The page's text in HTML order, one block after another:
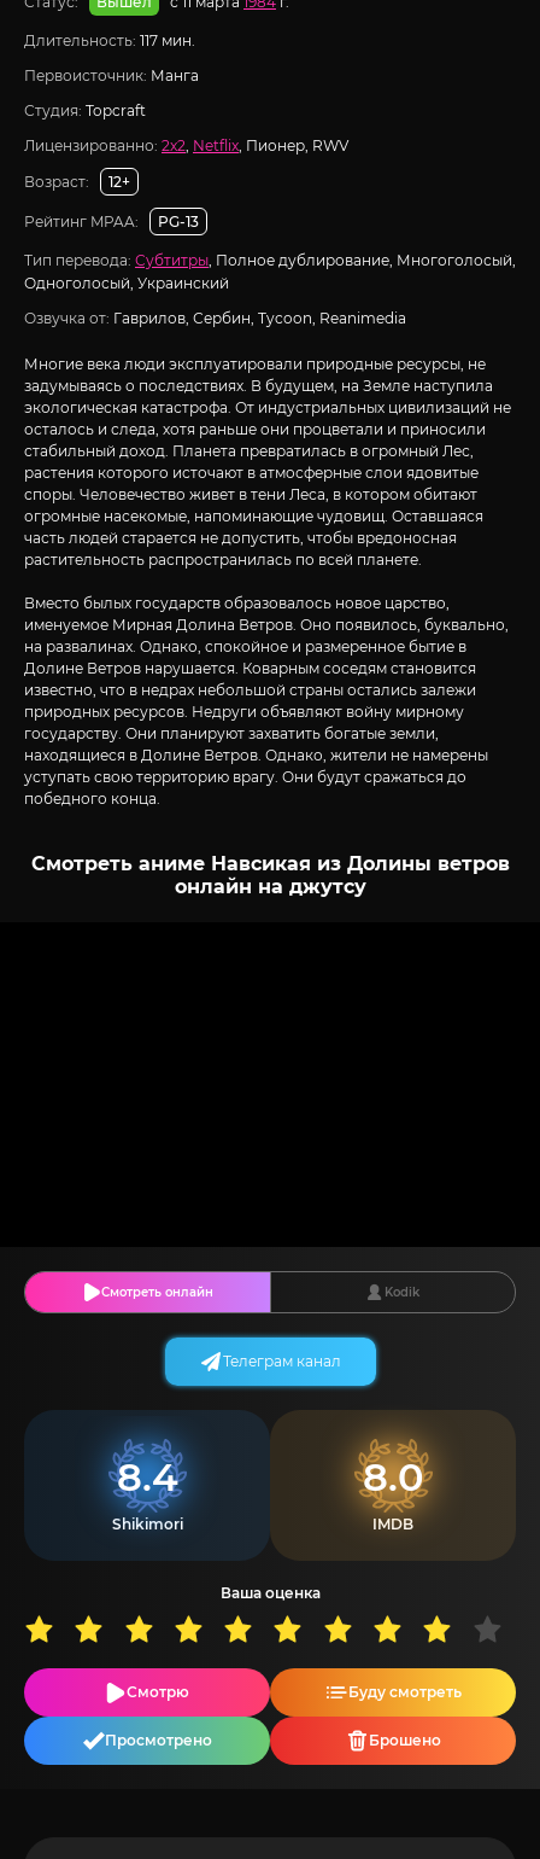
Длительность: 117 мин.
Первоисточник: Манга
Студия: Topcraft
Лицензированно: 2x2, Netflix, Пионер, RWV
Возраст:
12+
Рейтинг MPAA: PG-13
Тип перевода: Субтитры, Полное дублирование, Многоголосый,
Одноголосый, Украинский
Озвучка от: Гаврилов, Сербин, Tycoon, Reanimedia
Многие века люди эксплуатировали природные ресурсы, не
задумываясь о последствиях. В будущем, на Земле наступила
экологическая катастрофа. От индустриальных цивилизаций не
осталось и следа, хотя раньше они процветали и приносили
стабильный доход. Планета превратилась в огромный Лес,
растения которого источают в атмосферные слои ядовитые
споры. Человечество живет в тени Леса, в котором обитают
огромные насекомые, напоминающие чудовищ. Оставшаяся
часть людей старается не допустить, чтобы вредоносная
растительность распространилась по всей планете.
Вместо былых государств образовалось новое царство,
именуемое Мирная Долина Ветров. Оно появилось, буквально,
на развалинах. Однако, спокойное и размеренное бытие в
Долине Ветров нарушается. Коварным соседям становится
известно, что в недрах небольшой страны остались залежи
природных ресурсов. Недруги объявляют войну мирному
государству. Они планируют захватить богатые земли,
находящиеся в Долине Ветров. Однако, жители не намерены
уступать свою территорию врагу. Они будут сражаться до
победного конца.
Смотреть аниме Навсикая из Долины ветров
онлайн на джутсу
Смотреть онлайн Kodik
8.4
Shikimori
8.0
IMDB
Ваша оценка
Смотрю Буду смотреть
Просмотрено Брошено
Телеграм канал